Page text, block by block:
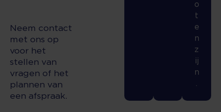
Neem contact
met ons op
voor het
stellen van
vragen of het
plannen van
een afspraak.
o
t
e
n
z
ij
n